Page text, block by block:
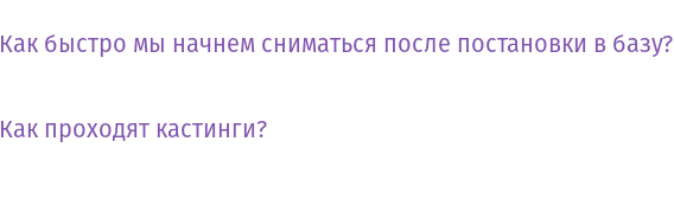
Как быстро мы начнем сниматься после постановки в базу?
Как проходят кастинги?